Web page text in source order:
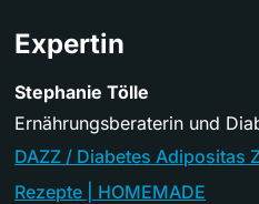
Expertin
Stephanie Tölle
Ernährungsberaterin und
DAZZ / Diabetes Adipositas
Rezepte | HOMEMADE